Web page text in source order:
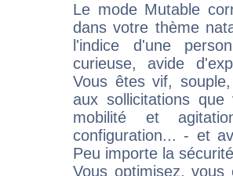
Le mode Mutable
dans votre thème
l'indice d'une
curieuse, avide
Vous êtes vif,
aux sollicitations
mobilité et
configuration... - et
Peu importe la
Vous optimisez, vous